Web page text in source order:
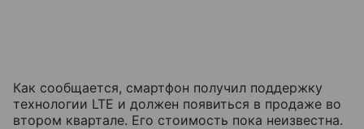
Как сообщается, смартфон получил поддержку
технологии LTE и должен появиться в продаже во
втором квартале. Его стоимость пока неизвестна.